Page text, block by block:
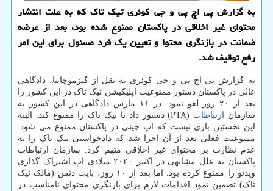
به گزارش پی اچ پی و جی کوئری تیک تاک که به علت انتشار
محتوای غیر اخلاقی در پاکستان ممنوع شده بود، بعد از عرضه
ضمانت در بازنگری محتوا و تعیین یک فرد مسئول برای این امر
رفع توقیف شد.
به گزارش پی اچ پی و جی کوئری به نقل از گیزموچاینا، دادگاهی
عالی در پاکستان دستور ممنوعیت اپلیکیشن تیک تاک در این کشور را
بعد از ۲۰ روز لغو نمود. در ۱۱ مارس دادگاهی در این کشور به
سازمان
ارتباطات
(PTA) دستور داد تا تیک تاک را ممنوع کند. البته
این نخستین باری نیست که اپ چینی در پاکستان ممنوع می شود.
ممنوعیت فعلی بعد از آن اجرا شد که دادخواستی تیک تاک را به
عدم نظارت بر محتوای غیر اخلاقی متهم کرد. سازمان ارتباطات
پاکستان به علل مشابهی در اکتبر ۲۰۲۰ میلادی اپ اشتراک گذاری
ویدئو را ممنوع کرده بود. اما بعد از ۱۰ روز، بایت دنس (مالک تیک
تاک) تضمین نمود اقدامات لازم برای بازنگری محتوای نامناسب در